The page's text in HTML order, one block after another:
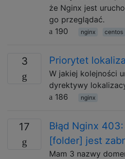
że Nginx jest
go przeglądać.
190
nginx centos
3 Priorytet
W jakiej kolejności
dyrektywy
186
nginx
17
Błąd Nginx
[folder] jest
Mam 3 nazwy